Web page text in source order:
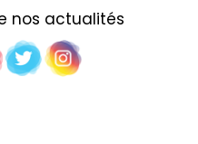
nos actualités